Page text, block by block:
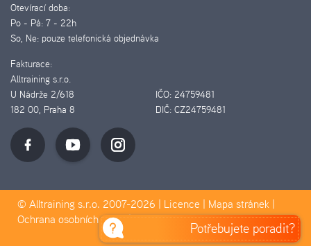
Potřebujete poradit?
Otevírací doba:
Po - Pá: 7 - 22h
So, Ne: pouze telefonická objednávka
Fakturace:
Alltraining s.r.o.
U Nádrže 2/618
IČO: 24759481
182 00, Praha 8
DIČ: CZ24759481
© Alltraining s.r.o. 2007-2026 | Licence | Mapa stránek |
Ochrana osobních údajů|Pravidla Cookies
D&D&H Pilotmedia